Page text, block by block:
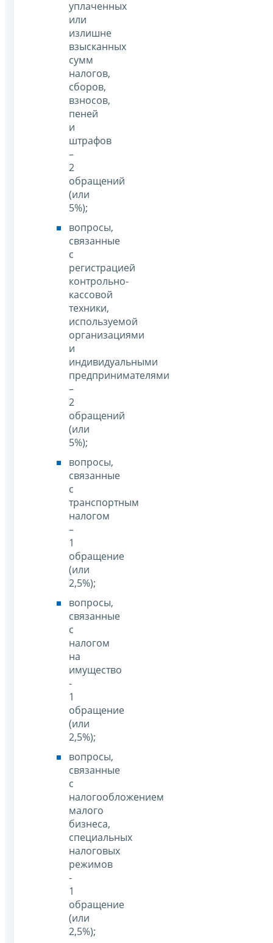
уплаченных
или
излишне
взысканных
сумм
налогов,
сборов,
взносов,
пеней
и
штрафов
–
2
обращений
(или
5%);
вопросы,
связанные
с
регистрацией
контрольно-
кассовой
техники,
используемой
организациями
и
индивидуальными
предпринимателями
–
2
обращений
(или
5%);
вопросы,
связанные
c
транспортным
налогом
–
1
обращение
(или
2,5%);
вопросы,
связанные
c
налогом
на
имущество
-
1
обращение
(или
2,5%);
вопросы,
связанные
c
налогообложением
малого
бизнеса,
специальных
налоговых
режимов
-
1
обращение
(или
2,5%);